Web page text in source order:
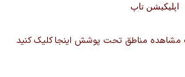
اپلیکیشن تاپ
مناطق تحت پوشش اینجاکلیک کنید